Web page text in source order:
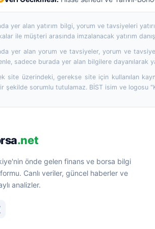
yer alan yatırım bilgi, yorum ve tavsiyeleri
ile müşteri arasında imzalanacak yatırım
yer alan yorum ve tavsiyeler, yorum ve
sadece burada yer alan bilgilere dayanılarak
site üzerindeki, gerekse site için kullanılan
şekilde sorumlu tutulamaz. BİST isim ve logosu
.net
önde gelen finans ve borsa bilgi
Canlı veriler, güncel haberler ve
analizler.